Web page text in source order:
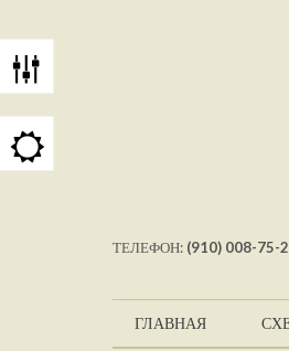
ТЕЛЕФОН: (910) 008-75-
ГЛАВНАЯ